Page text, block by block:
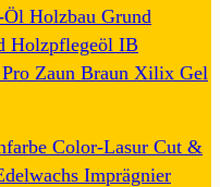
Öl Holzbau Grund
Holzpflegeöl IB
Zaun Braun Xilix Gel
Color-Lasur Cut &
Imprägnier